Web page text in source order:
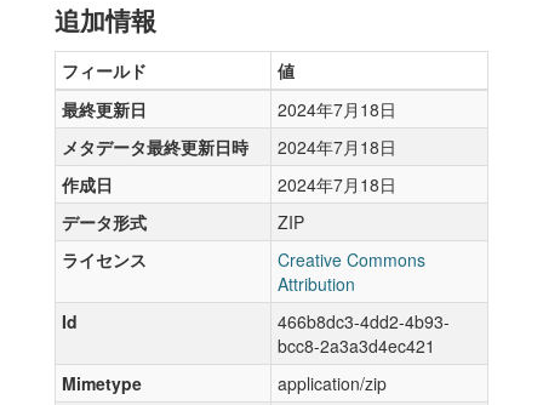
追加情報
フィールド
値
最終更新日
2024年7月18日
メタデータ最終更新日時
2024年7月18日
作成日
2024年7月18日
データ形式
ZIP
ライセンス
Creative Commons
Attribution
Id
466b8dc3-4dd2-4b93-
bcc8-2a3a3d4ec421
Mimetype
application/zip